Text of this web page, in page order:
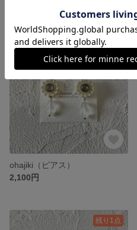
残り1点
ohajiki（ピアス）
2,100円
残り1点